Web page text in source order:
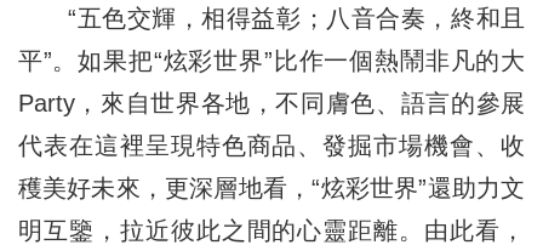
“五色交輝，相得益彰；八音合奏，終和且
平”。如果把“炫彩世界”比作一個熱鬧非凡的大
Party，來自世界各地，不同膚色、語言的參展
代表在這裡呈現特色商品、發掘市場機會、收
穫美好未來，更深層地看，“炫彩世界”還助力文
明互鑒，拉近彼此之間的心靈距離。由此看，